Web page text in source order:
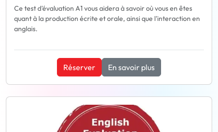
Ce test d'évaluation A1 vous aidera à savoir où vous en êtes
quant à la production écrite et orale, ainsi que l'interaction en
anglais.
Réserver En savoir plus